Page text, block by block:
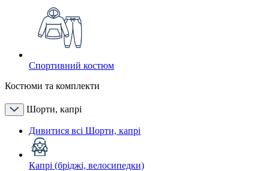
Спортивний костюм
Костюми та комплекти
Шорти, капрі
Дивитися всі Шорти, капрі
Капрі (бріджі, велосипедки)